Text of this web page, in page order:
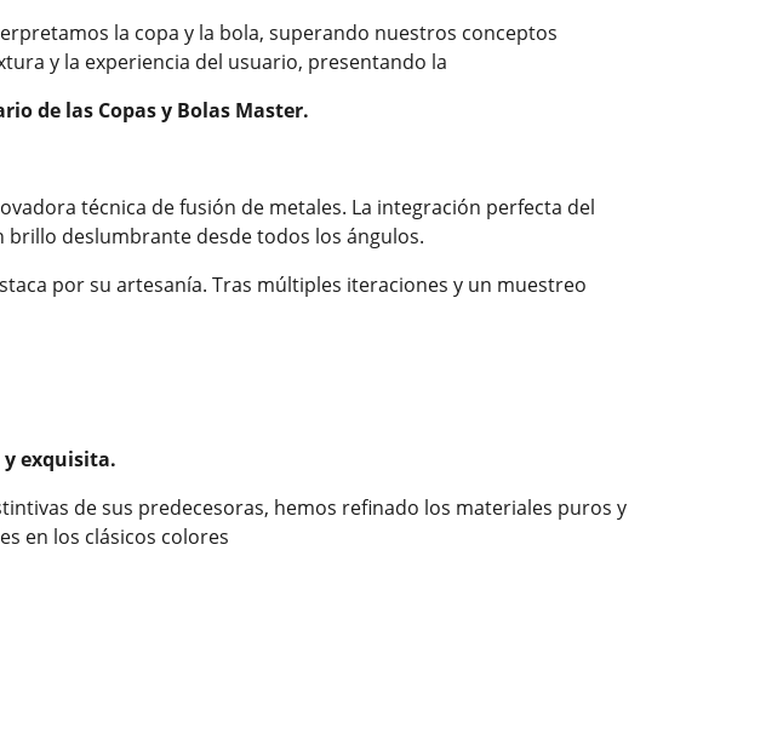
la copa y la bola, superando nuestros conceptos
y la experiencia del usuario, presentando la
de las Copas y Bolas Master.
técnica de fusión de metales. La integración perfecta del
brillo deslumbrante desde todos los ángulos.
por su artesanía. Tras múltiples iteraciones y un muestreo
exquisita.
de sus predecesoras, hemos refinado los materiales puros y
en los clásicos colores